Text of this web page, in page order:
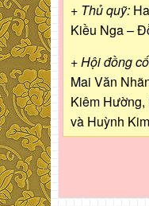
+ Thủ quỹ:
Kiều Nga –
+ Hội đồng
Mai Văn
Kiêm
và Huỳnh